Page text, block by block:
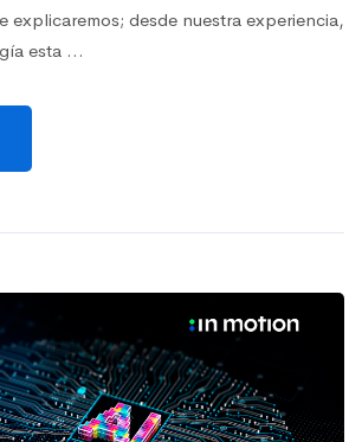
explicaremos; desde nuestra experiencia,
esta …